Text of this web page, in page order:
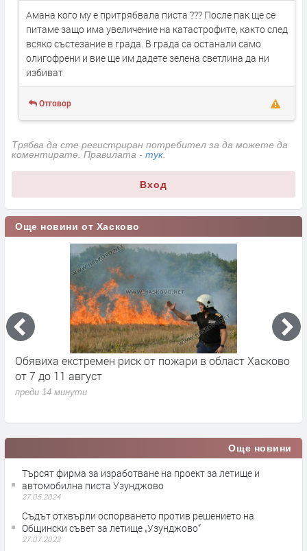
Амана кого му е притрябвала писта ??? После пак ще се
питаме защо има увеличение на катастрофите, както след
всяко състезание в града. В града са останали само
олигофрени и вие ще им дадете зелена светлина да ни
избиват
Отговор
Трябва да сте регистриран потребител за да можете да
коментирате. Правилата - тук
Вход
Още новини от Хасково
Почина председателят на БСП – Хасково и
читалищен деец Славейко Андонов
преди 34 минути
Още новини
Търсят фирма за изработване на проект за летище и
автомобилна писта Узунджово
27.05.2024
Съдът отхвърли оспорването против решението на
Общински съвет за летище „Узунджово“
27.07.2023